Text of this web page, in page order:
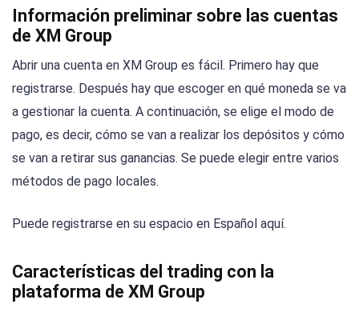
Información preliminar sobre las cuentas
de XM Group
Abrir una cuenta en XM Group es fácil. Primero hay que
registrarse. Después hay que escoger en qué moneda se va
a gestionar la cuenta. A continuación, se elige el modo de
pago, es decir, cómo se van a realizar los depósitos y cómo
se van a retirar sus ganancias. Se puede elegir entre varios
métodos de pago locales.
Puede registrarse en su espacio en Español aquí.
Características del trading con la
plataforma de XM Group